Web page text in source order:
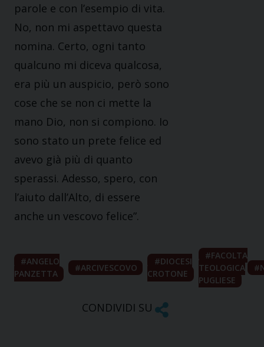
parole e con l’esempio di vita.
No, non mi aspettavo questa
nomina. Certo, ogni tanto
qualcuno mi diceva qualcosa,
era più un auspicio, però sono
cose che se non ci mette la
mano Dio, non si compiono. Io
sono stato un prete felice ed
avevo già più di quanto
sperassi. Adesso, spero, con
l’aiuto dall’Alto, di essere
anche un vescovo felice”.
ANGELO
PANZETTA
ARCIVESCOVO
DIOCESI
CROTONE
FACOLTA
TEOLOGICA
PUGLIESE
CONDIVIDI SU